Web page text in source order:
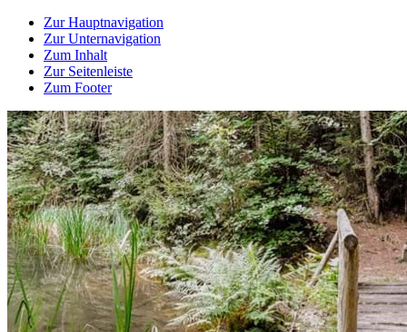
Zur Hauptnavigation
Zur Unternavigation
Zum Inhalt
Zur Seitenleiste
Zum Footer